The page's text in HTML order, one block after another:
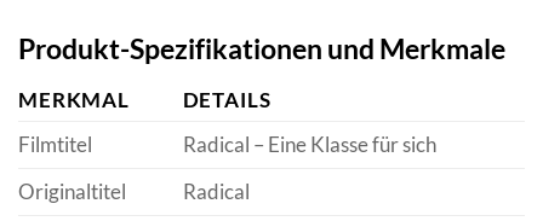
Produkt-Spezifikationen und Merkmale
MERKMAL
DETAILS
Filmtitel
Radical – Eine Klasse für sich
Originaltitel
Radical